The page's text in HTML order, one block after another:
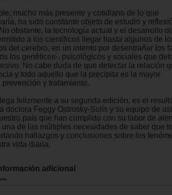
mucho más presente y cotidiano de lo que
ha sido constante objeto de estudio y
obstante, la tecnología actual y el desarrollo
a los científicos llegar hasta algunos de
del cerebro, en un intento por desentrañar los
los genéticos-, psicológicos y sociales que
No cabe duda de que detectar la relación
y todo aquello que la precipita es la mayor
prevención y tratamiento.
felizmente a su segunda edición, es el
doctora Feggy Ostrosky-Solís y su equipo de
país que han cumplido con su labor de
de las múltiples necesidades de saber que
hallazgos y conclusiones sobre los
vida diaria.
adicional